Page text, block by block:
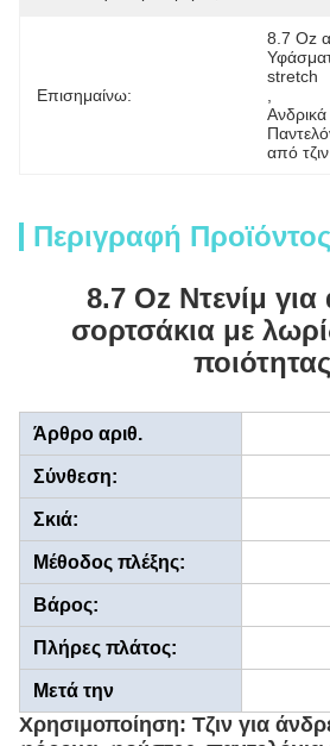
Επισημαίνω:
8.7 Oz
stretch
από τζιν
Περιγραφή Προϊόντος
8.7 Oz Ντενίμ για
σορτσάκια με
Άρθρο αριθ.
Σύνθεση:
Σκιά:
Μέθοδος πλέξης:
Βάρος:
Πλήρες πλάτος:
Μετά την
ολοκλήρωση:
Χρησιμοποίηση: Τζιν για